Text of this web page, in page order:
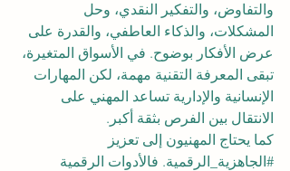
والتفاوض، والتفكير النقدي، وحل
المشكلات، والذكاء العاطفي، والقدرة على
عرض الأفكار بوضوح. في الأسواق المتغيرة،
تبقى المعرفة التقنية مهمة، لكن المهارات
الإنسانية والإدارية تساعد المهني على
الانتقال بين الفرص بثقة أكبر.
كما يحتاج المهنيون إلى تعزيز
#الجاهزية_الرقمية. فالأدوات الرقمية